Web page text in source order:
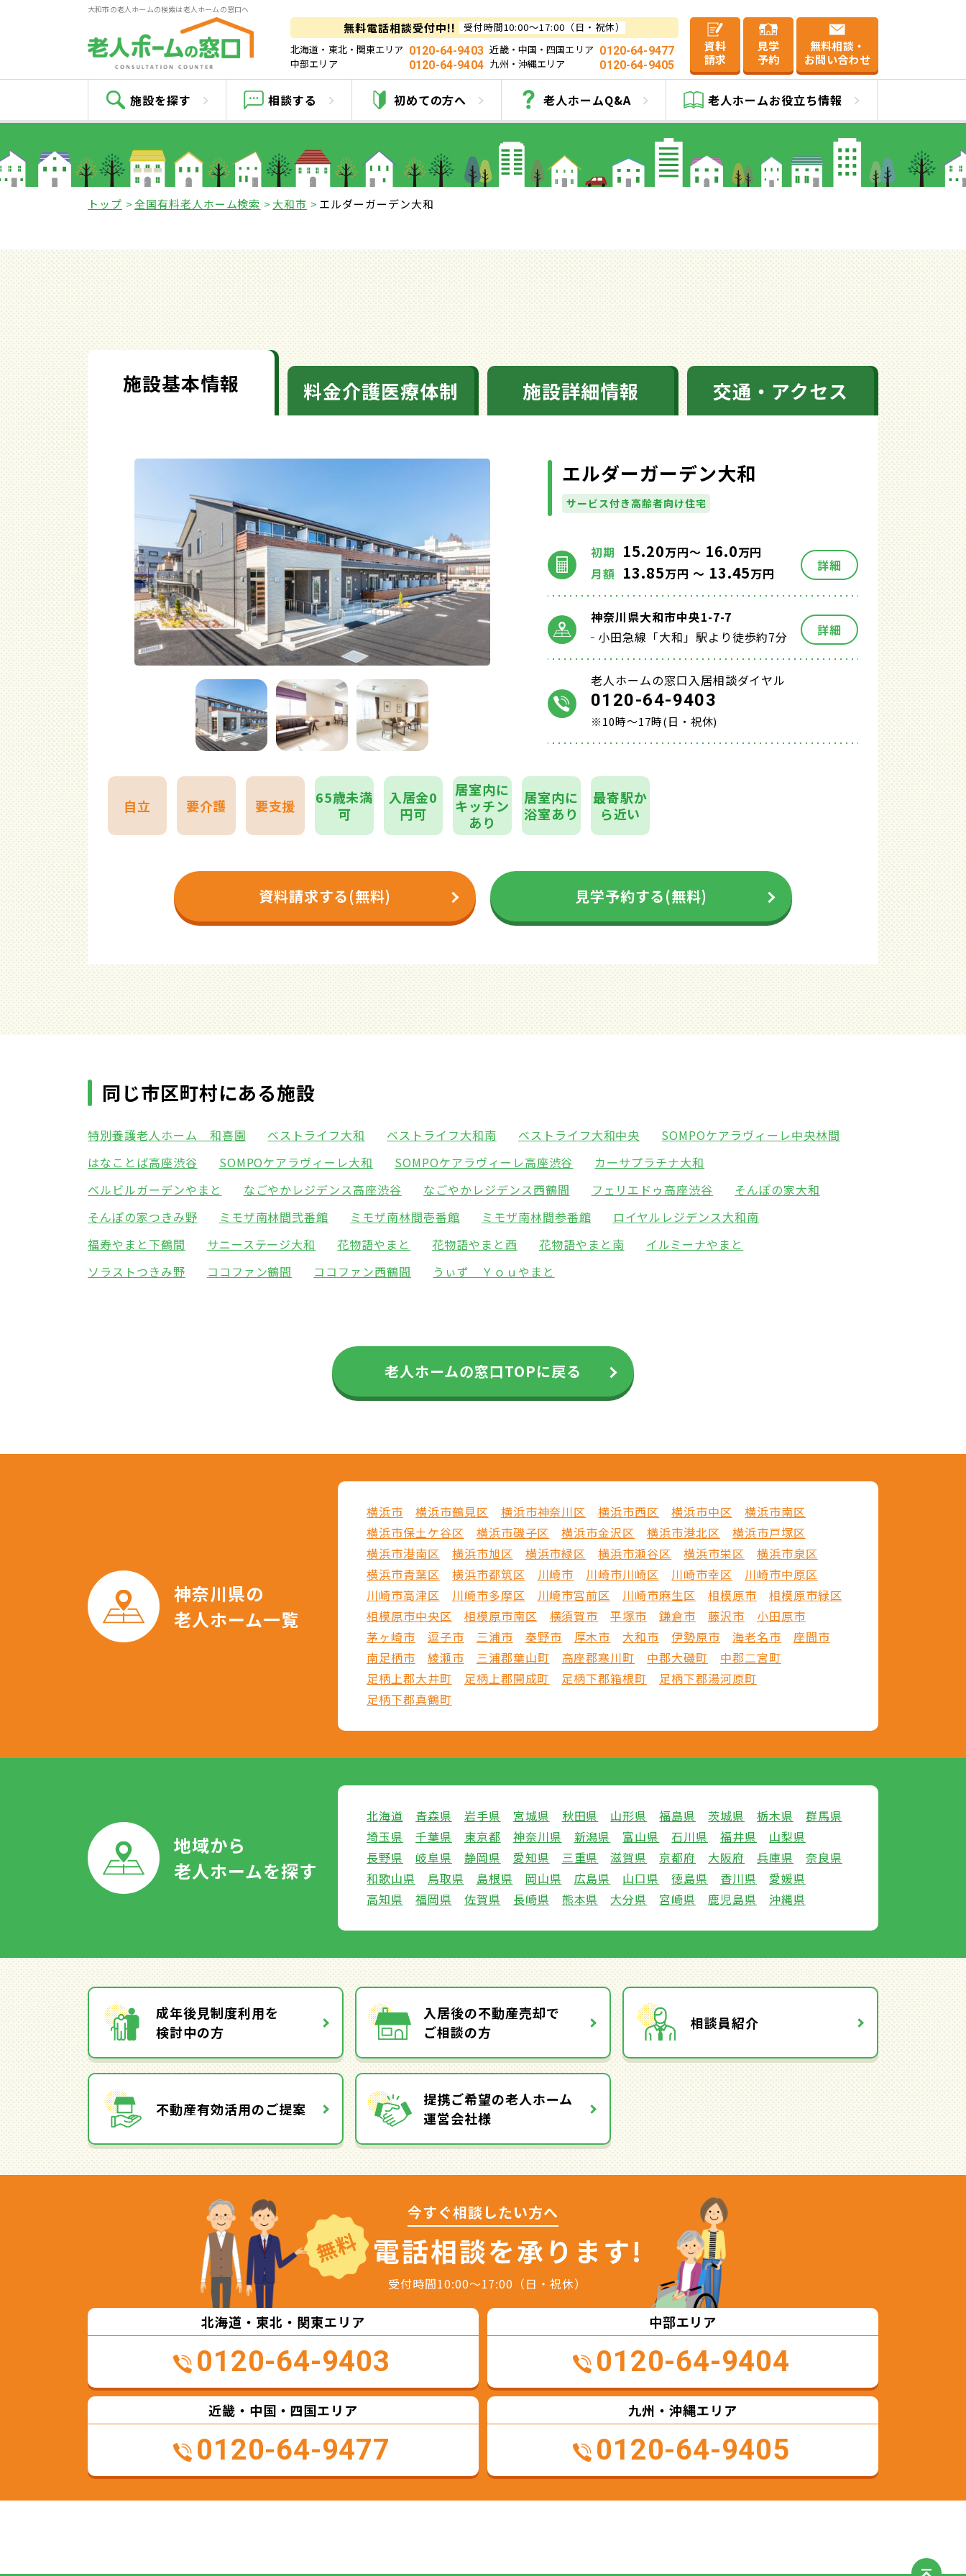
大和市の老人ホームの検索は老人ホームの窓口へ
無料電話相談受付中!!
受付時間10:00～17:00（日・祝休）
北海道・東北・関東エリア 0120-64-9403 近畿・中国・四国エリア 0120-64-9477
中部エリア
0120-64-9404 九州・沖縄エリア 0120-64-9405
資料
請求
見学
予約
無料相談・
お問い合わせ
施設を探す 相談する 初めての方へ 老人ホームQ&A 老人ホームお役立ち情報
エルダーガーデン大和
トップ 全国有料老人ホーム検索 大和市 エルダーガーデン大和
施設基本情報 料金介護医療体制 施設詳細情報 交通・アクセス
エルダーガーデン大和
サービス付き高齢者向け住宅
初期 15.20万円～ 16.0万円
月額 13.85万円 ～ 13.45万円 詳細
神奈川県大和市中央1-7-7
小田急線「大和」駅より徒歩約7分
詳細
老人ホームの窓口入居相談ダイヤル
0120-64-9403
※10時～17時(日・祝休)
自立 要介護 要支援
65歳未満
可
入居金0
円可
居室内に
キッチン
あり
居室内に
浴室あり
最寄駅か
ら近い
資料請求する(無料) 見学予約する(無料)
同じ市区町村にある施設
特別養護老人ホーム 和喜園 ベストライフ大和 ベストライフ大和南 ベストライフ大和中央
SOMPOケアラヴィーレ中央林間
はなことば高座渋谷
SOMPOケアラヴィーレ大和 SOMPOケアラヴィーレ高座渋谷
カーサプラチナ大和
ベルビルガーデンやまと
なごやかレジデンス高座渋谷 なごやかレジデンス西鶴間 フェリエドゥ高座渋谷
そんぽの家大和
そんぽの家つきみ野
ミモザ南林間弐番館 ミモザ南林間壱番館 ミモザ南林間参番館
ロイヤルレジデンス大和南
福寿やまと下鶴間
サニーステージ大和 花物語やまと 花物語やまと西 花物語やまと南
イルミーナやまと
ソラストつきみ野
ココファン鶴間 ココファン西鶴間 うぃず Ｙｏｕやまと
老人ホームの窓口TOPに戻る
神奈川県の
老人ホーム一覧
横浜市 横浜市鶴見区 横浜市神奈川区 横浜市西区 横浜市中区
横浜市南区
横浜市保土ケ谷区
横浜市磯子区 横浜市金沢区 横浜市港北区
横浜市戸塚区
横浜市港南区
横浜市旭区 横浜市緑区 横浜市瀬谷区 横浜市栄区
横浜市泉区
横浜市青葉区
横浜市都筑区 川崎市 川崎市川崎区 川崎市幸区
川崎市中原区
川崎市高津区
川崎市多摩区 川崎市宮前区 川崎市麻生区 相模原市
相模原市緑区
相模原市中央区
相模原市南区 横須賀市 平塚市 鎌倉市 藤沢市
小田原市
茅ヶ崎市
逗子市 三浦市 秦野市 厚木市 大和市 伊勢原市 海老名市
座間市
南足柄市
綾瀬市 三浦郡葉山町 高座郡寒川町 中郡大磯町
中郡二宮町
足柄上郡大井町
足柄上郡開成町 足柄下郡箱根町
足柄下郡湯河原町
足柄下郡真鶴町
地域から
老人ホームを探す
北海道 青森県 岩手県 宮城県 秋田県 山形県 福島県 茨城県 栃木県
群馬県
埼玉県
千葉県 東京都 神奈川県 新潟県 富山県 石川県 福井県
山梨県
長野県
岐阜県 静岡県 愛知県 三重県 滋賀県 京都府 大阪府 兵庫県
奈良県
和歌山県
鳥取県 島根県 岡山県 広島県 山口県 徳島県 香川県
愛媛県
高知県
福岡県 佐賀県 長崎県 熊本県 大分県 宮崎県 鹿児島県 沖縄県
成年後見制度利用を
検討中の方
入居後の不動産売却で
ご相談の方
相談員紹介
不動産有効活用のご提案
提携ご希望の老人ホーム
運営会社様
無料
今すぐ相談したい方へ
電話相談を承ります!
受付時間10:00～17:00（日・祝休）
北海道・東北・関東エリア
0120-64-9403
中部エリア
0120-64-9404
近畿・中国・四国エリア
0120-64-9477
九州・沖縄エリア
0120-64-9405